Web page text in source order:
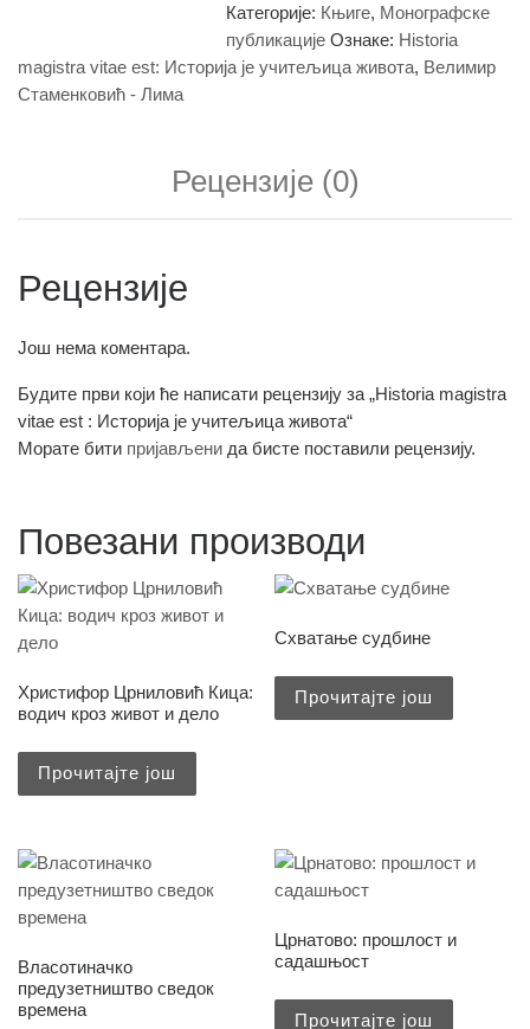
Категорије: Књиге, Монографске
публикације Ознаке: Historia
magistra vitae est: Историја је учитељица живота, Велимир
Стаменковић - Лима
Рецензије (0)
Рецензије
Још нема коментара.
Будите први који ће написати рецензију за „Historia magistra
vitae est : Историја је учитељица живота“
Морате бити пријављени да бисте поставили рецензију.
Повезани производи
Христифор Црниловић Кица:
водич кроз живот и дело
Прочитајте још
Схватање судбине
Прочитајте још
Власотиначко
предузетништво сведок
времена
Црнатово: прошлост и
садашњост
Прочитајте још